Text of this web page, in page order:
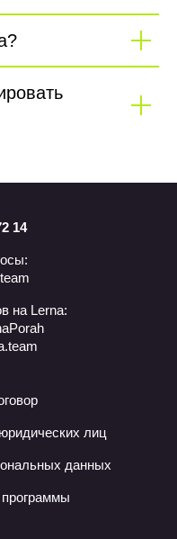
14
на Lerna:
лиц
данных